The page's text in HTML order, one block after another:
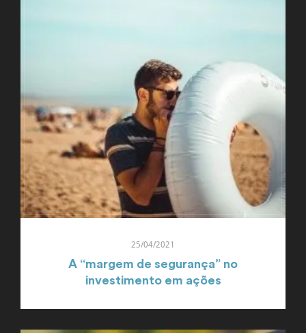
25/04/2021
A “margem de segurança” no
investimento em ações